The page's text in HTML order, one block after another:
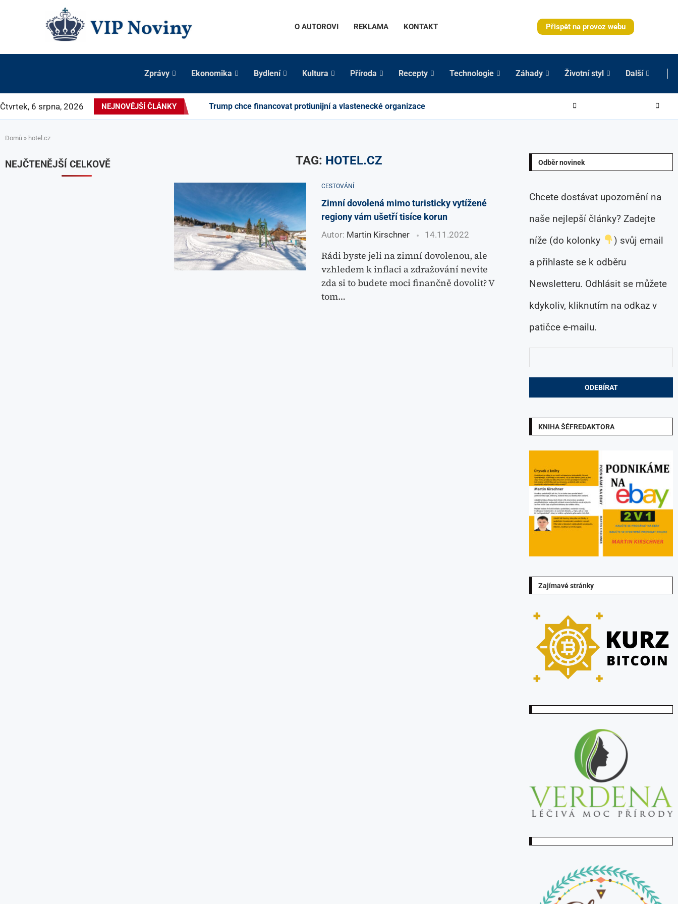
O AUTOROVI REKLAMA KONTAKT Přispět na provoz webu
Zprávy Ekonomika Bydlení Kultura Příroda Recepty Technologie Záhady Životní styl Další
Čtvrtek, 6 srpna, 2026 NEJNOVĚJŠÍ ČLÁNKY Trump chce financovat protiunijní a vlastenecké organizace
Domů » hotel.cz
TAG: HOTEL.CZ
CESTOVÁNÍ
Zimní dovolená mimo turisticky vytížené
regiony vám ušetří tisíce korun
Autor: Martin Kirschner 14.11.2022
Rádi byste jeli na zimní dovolenou, ale
vzhledem k inflaci a zdražování nevíte
zda si to budete moci finančně dovolit? V
tom…
Odběr novinek
Chcete dostávat upozornění na
naše nejlepší články? Zadejte
níže (do kolonky
) svůj email
a přihlaste se k odběru
Newsletteru. Odhlásit se můžete
kdykoliv, kliknutím na odkaz v
patičce e-mailu.
KNIHA ŠÉFREDAKTORA
Zajímavé stránky
NEJČTENĚJŠÍ CELKOVĚ